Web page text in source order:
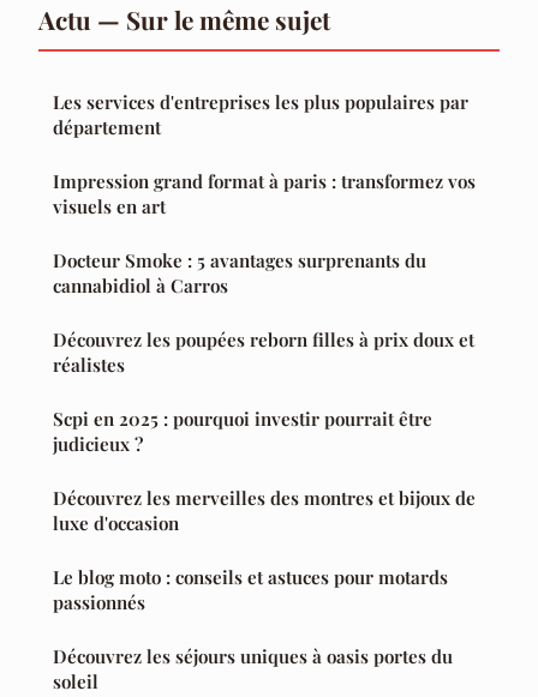
Actu — Sur le même sujet
Les services d'entreprises les plus populaires par
département
Impression grand format à paris : transformez vos
visuels en art
Docteur Smoke : 5 avantages surprenants du
cannabidiol à Carros
Découvrez les poupées reborn filles à prix doux et
réalistes
Scpi en 2025 : pourquoi investir pourrait être
judicieux ?
Découvrez les merveilles des montres et bijoux de
luxe d'occasion
Le blog moto : conseils et astuces pour motards
passionnés
Découvrez les séjours uniques à oasis portes du
soleil